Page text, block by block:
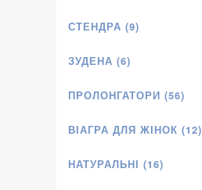
СТЕНДРА (9)
ЗУДЕНА (6)
ПРОЛОНГАТОРИ (56)
ВІАГРА ДЛЯ ЖІНОК (12)
НАТУРАЛЬНІ (16)